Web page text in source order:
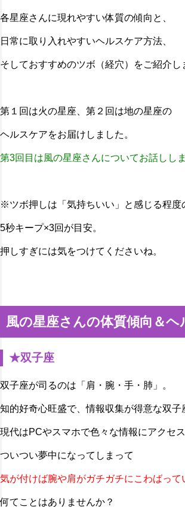
各星座さんに現れやすい体質の傾向と、
日常に取り入れやすいヘルスケア方法、
そしておすすめのツボ（経穴）をご紹介し
第１回は火の星座、第２回は地の星座の
ヘルスケアをお届けしました。
第3回目は風の星座さんについてお話ししま
※ツボ押しは「気持ちいい」と感じる程度
5秒キープ×3回が目安。
押しすぎには気をつけてくださいね。
風の星座さんの体質傾向＆ヘ
★双子座
双子座が司るのは「肩・腕・手・肺」。
知的好奇心旺盛で、情報収集が得意な双子
現代はPCやスマホで色々な情報にアクセ
ついつい夢中になってしまって
気が付けば腕や肩がガチガチにこわばっ
何てことはありませんか？